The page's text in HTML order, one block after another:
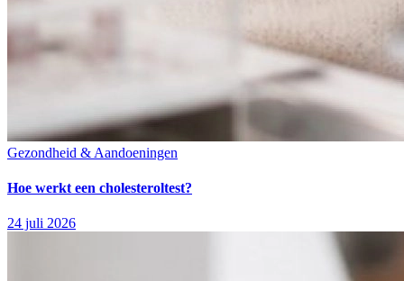
Gezondheid & Aandoeningen
Hoe werkt een cholesteroltest?
24 juli 2026